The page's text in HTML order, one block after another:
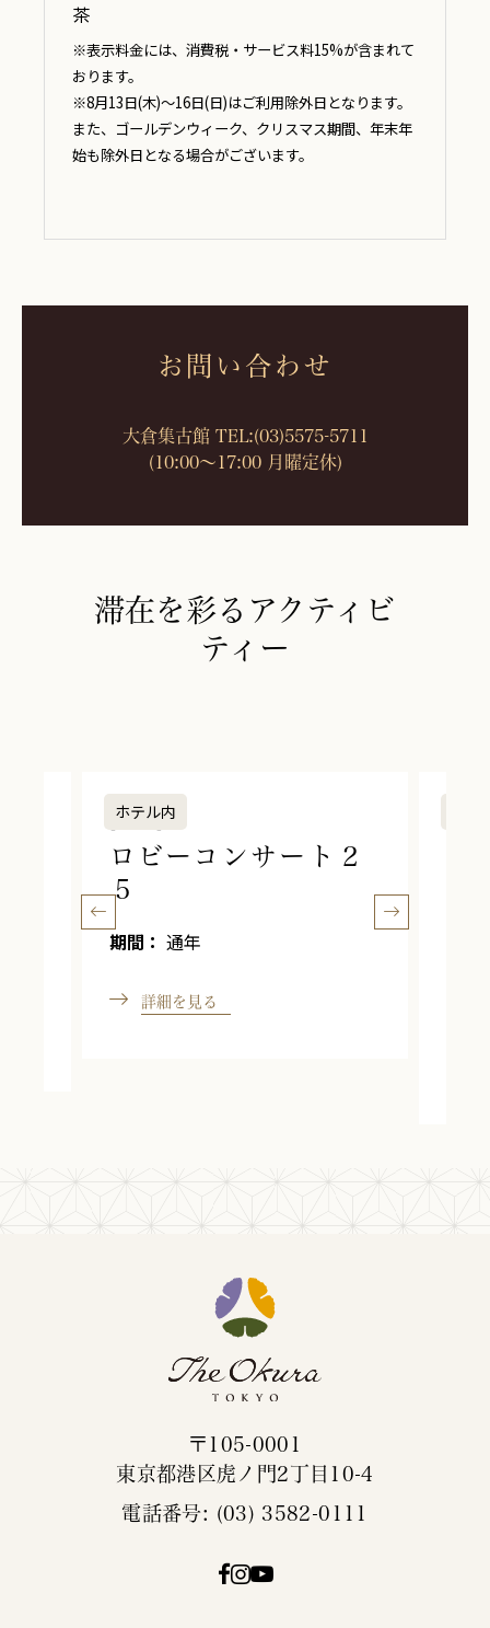
茶
※表示料金には、消費税・サービス料15%が含まれて
おります。
※8月13日(木)～16日(日)はご利用除外日となります。
また、ゴールデンウィーク、クリスマス期間、年末年
始も除外日となる場合がございます。
お問い合わせ
大倉集古館 TEL:(03)5575-5711
(10:00～17:00 月曜定休)
滞在を彩るアクティビ
ティー
ホテル内
[文化]
ロビーコンサート２
５
期間： 通年
詳細を見る
〒105-0001
東京都港区虎ノ門2丁目10-4
電話番号: (03) 3582-0111